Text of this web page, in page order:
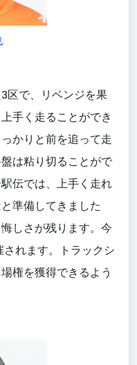
区で、リベンジを果
手く走ることができ
かりと前を追って走
は粘り切ることがで
伝では、上手く走れ
準備してきました
しさが残ります。 今
れます。
トラックシ
権を獲得できるよう